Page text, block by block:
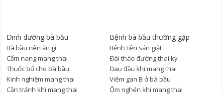
Dinh dưỡng bà bầu
Bà bầu nên ăn gì
Cẩm nang mang thai
Thuốc bổ cho bà bầu
Kinh nghiệm mang thai
Cần tránh khi mang thai
Bệnh bà bầu thường gặp
Bệnh tiền sản giật
Đái tháo đường thai kỳ
Đau đầu khi mang thai
Viêm gan B ở bà bầu
Ốm nghén khi mang thai